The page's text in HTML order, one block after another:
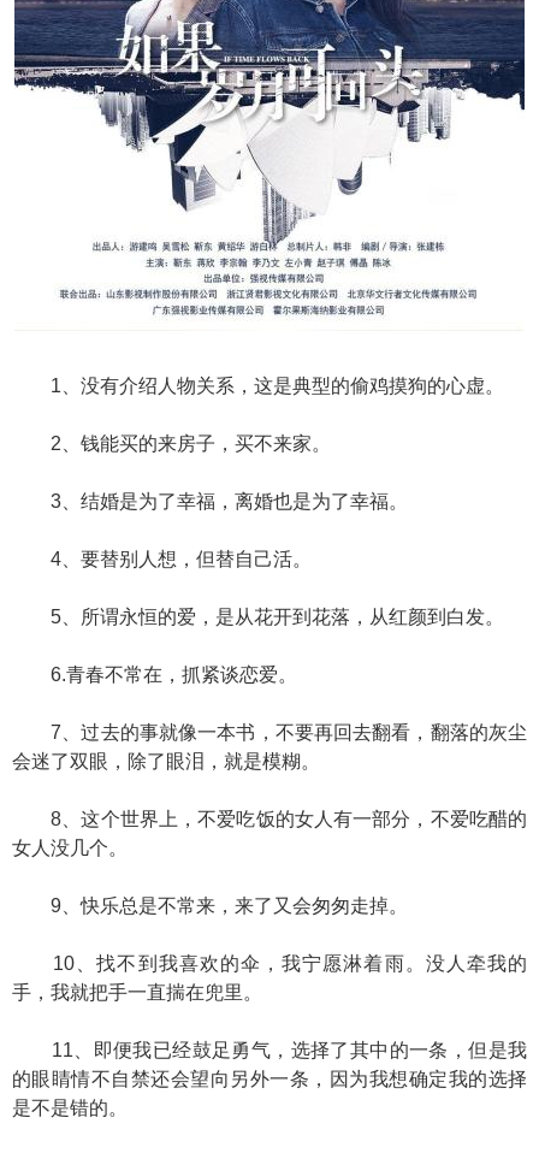
1、没有介绍人物关系，这是典型的偷鸡摸狗的心虚。
2、钱能买的来房子，买不来家。
3、结婚是为了幸福，离婚也是为了幸福。
4、要替别人想，但替自己活。
5、所谓永恒的爱，是从花开到花落，从红颜到白发。
6.青春不常在，抓紧谈恋爱。
7、过去的事就像一本书，不要再回去翻看，翻落的灰尘
会迷了双眼，除了眼泪，就是模糊。
8、这个世界上，不爱吃饭的女人有一部分，不爱吃醋的
女人没几个。
9、快乐总是不常来，来了又会匆匆走掉。
10、找不到我喜欢的伞，我宁愿淋着雨。没人牵我的
手，我就把手一直揣在兜里。
11、即便我已经鼓足勇气，选择了其中的一条，但是我
的眼睛情不自禁还会望向另外一条，因为我想确定我的选择
是不是错的。